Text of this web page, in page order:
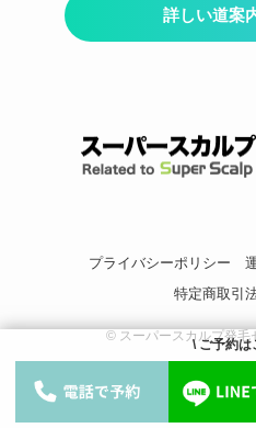
\ ご予約は
詳しい道案
プライバシーポリシー
特定商取引
©スーパースカルプ発毛